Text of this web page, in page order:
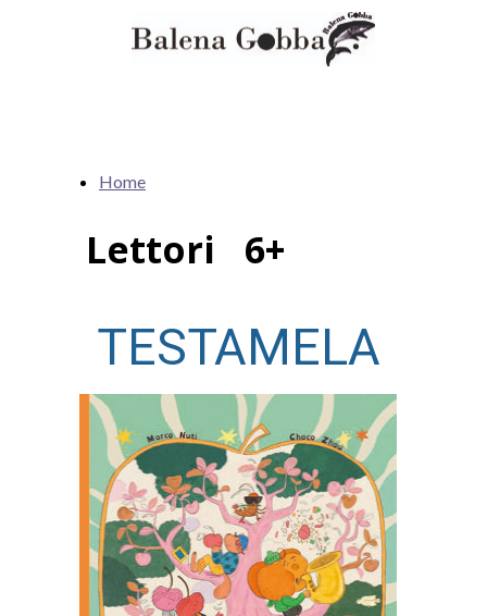
Home
Lettori 6+
TESTAMELA